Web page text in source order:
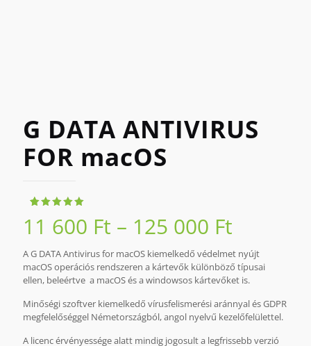
G DATA ANTIVIRUS
FOR macOS
5.00
az
5-ből,
alapján
11 600 Ft – 125 000 Ft
11
600 Ft
-
125
000 Ft
A G DATA Antivirus for macOS kiemelkedő védelmet nyújt
macOS operációs rendszeren a kártevők különböző típusai
ellen, beleértve a macOS és a windowsos kártevőket is.
Minőségi szoftver kiemelkedő vírusfelismerési aránnyal és GDPR
megfelelőséggel Németországból, angol nyelvű kezelőfelülettel.
A licenc érvényessége alatt mindig jogosult a legfrissebb verzió